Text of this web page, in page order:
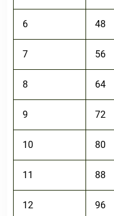
6 48
7 56
8 64
9 72
10 80
11 88
12 96